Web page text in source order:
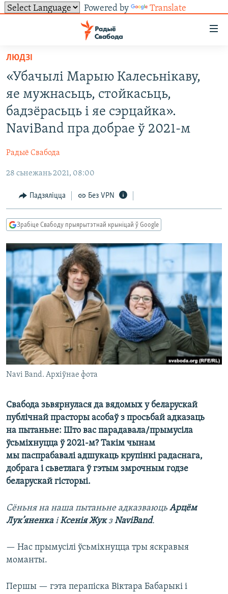
Powered by Translate
ўнівэрсальнага
доступу
Перайсьці
галоўнага
зьместу
Перайсьці
да
галоўнай
Перайсьці
пошуку
НАВІНЫ
ЛЮДЗІ
ВАЙНА
БЕЛАРУСЫ НА ВАЙНЕ
КУЛЬТУРА
КАЛЯНДАР
ТОЛЬКІ НА СВАБОДЗЕ
БЛОГІ
КНІГІ
АЎДЫЁКНІГІ
МОВА
НА ХВАЛЯХ СВАБОДЫ
СУВЯЗЬ
АБЫСЬЦІ БЛЯКАВАНЬНЕ
ПАДПІСАЦЦА
FACEBOOK
TWITTER
САЧЫЦЕ ЗА АБНАЎЛЕНЬНЯМІ
Усе сайты РС/РСЭ
ЛЮДЗІ
«Убачылі Марыю Калесьнікаву,
яе мужнасьць, стойкасьць,
бадзёрасьць і яе сэрцайка».
NaviBand пра добрае ў 2021-м
Радыё Свабода
28 сьнежань 2021, 08:00
Падзяліцца Без VPN
Зрабіце Свабоду прыярытэтнай крыніцай ў Google
Navi Band. Архіўнае фота
Свабода зьвярнулася да вядомых у беларускай
публічнай прасторы асобаў з просьбай адказаць
на пытаньне: Што вас парадавала/прымусіла
ўсьміхнуцца ў 2021-м? Такім чынам
мы паспрабавалі адшукаць крупінкі радаснага,
добрага і сьветлага ў гэтым змрочным годзе
беларускай гісторыі.
Сёньня на наша пытаньне адказваюць Арцём
Лук’яненкаіКсенія ЖукзNaviBand.
— Нас прымусілі ўсьміхнуцца тры яскравыя
моманты.
Першы — гэта перапіска Віктара Бабарыкі і